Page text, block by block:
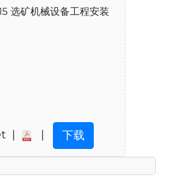
选矿机械设备工程安装
| | 下载